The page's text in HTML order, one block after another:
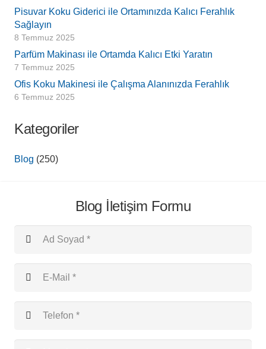
Pisuvar Koku Giderici ile Ortamınızda Kalıcı Ferahlık
Sağlayın
8 Temmuz 2025
Parfüm Makinası ile Ortamda Kalıcı Etki Yaratın
7 Temmuz 2025
Ofis Koku Makinesi ile Çalışma Alanınızda Ferahlık
6 Temmuz 2025
Kategoriler
Blog (250)
Blog İletişim Formu